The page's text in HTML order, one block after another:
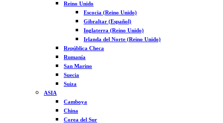
Reino Unido
Escocia (Reino Unido)
Gibraltar (Español)
Inglaterra (Reino Unido)
Irlanda del Norte (Reino Unido)
República Checa
Rumanía
San Marino
Suecia
Suiza
ASIA
Camboya
China
Corea del Sur